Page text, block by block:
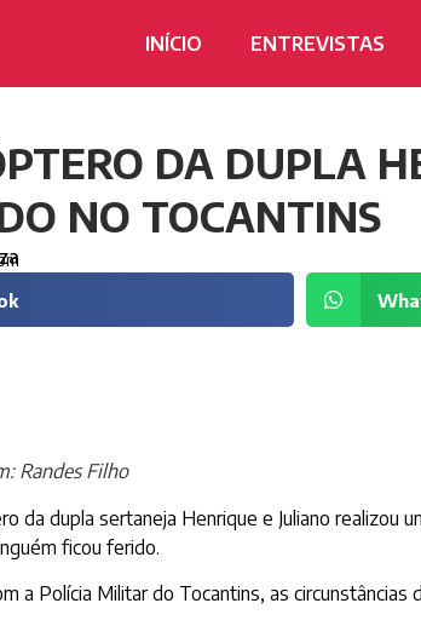
INÍCIO ENTREVISTAS
DA DUPLA
NO TOCANTINS
Randes Filho
da dupla sertaneja Henrique e Juliano
ficou ferido.
a Polícia Militar do Tocantins, as